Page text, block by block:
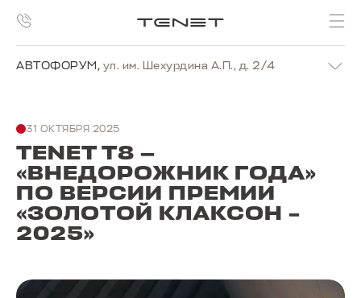
АВТОФОРУМ, ул. им. Шехурдина А.П., д. 2/4
31 ОКТЯБРЯ 2025
TENET T8 —
«ВНЕДОРОЖНИК ГОДА»
ПО ВЕРСИИ ПРЕМИИ
«ЗОЛОТОЙ КЛАКСОН –
2025»